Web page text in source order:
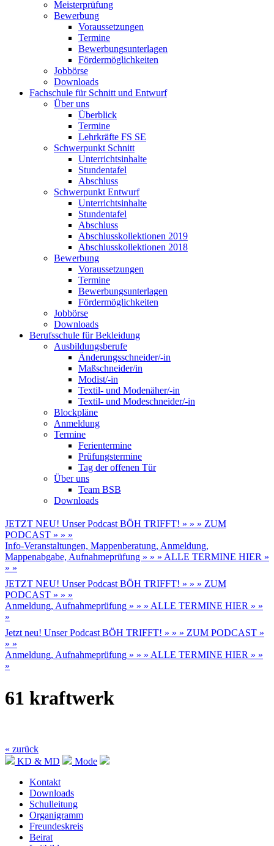
Meisterprüfung
Bewerbung
Voraussetzungen
Termine
Bewerbungsunterlagen
Fördermöglichkeiten
Jobbörse
Downloads
Fachschule für Schnitt und Entwurf
Über uns
Überblick
Termine
Lehrkräfte FS SE
Schwerpunkt Schnitt
Unterrichtsinhalte
Stundentafel
Abschluss
Schwerpunkt Entwurf
Unterrichtsinhalte
Stundentafel
Abschluss
Abschlusskollektionen 2019
Abschlusskollektionen 2018
Bewerbung
Voraussetzungen
Termine
Bewerbungsunterlagen
Fördermöglichkeiten
Jobbörse
Downloads
Berufsschule für Bekleidung
Ausbildungsberufe
Änderungsschneider/-in
Maßschneider/in
Modist/-in
Textil- und Modenäher/-in
Textil- und Modeschneider/-in
Blockpläne
Anmeldung
Termine
Ferientermine
Prüfungstermine
Tag der offenen Tür
Über uns
Team BSB
Downloads
JETZT NEU! Unser Podcast BÖH TRIFFT! » » » ZUM
PODCAST » » »
Info-Veranstaltungen, Mappenberatung, Anmeldung,
Mappenabgabe, Aufnahmeprüfung » » » ALLE TERMINE HIER »
» »
JETZT NEU! Unser Podcast BÖH TRIFFT! » » » ZUM
PODCAST » » »
Anmeldung, Aufnahmeprüfung » » » ALLE TERMINE HIER » »
»
Jetzt neu! Unser Podcast BÖH TRIFFT! » » » ZUM PODCAST »
» »
Anmeldung, Aufnahmeprüfung » » » ALLE TERMINE HIER » »
»
61 kraftwerk
« zurück
KD & MD
Mode
Kontakt
Downloads
Schulleitung
Organigramm
Freundeskreis
Beirat